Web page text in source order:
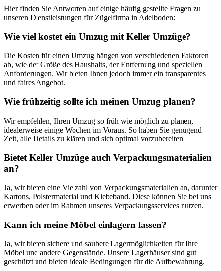
Hier finden Sie Antworten auf einige häufig gestellte Fragen zu
unseren Dienstleistungen für Zügelfirma in Adelboden:
Wie viel kostet ein Umzug mit Keller Umzüge?
Die Kosten für einen Umzug hängen von verschiedenen Faktoren
ab, wie der Größe des Haushalts, der Entfernung und speziellen
Anforderungen. Wir bieten Ihnen jedoch immer ein transparentes
und faires Angebot.
Wie frühzeitig sollte ich meinen Umzug planen?
Wir empfehlen, Ihren Umzug so früh wie möglich zu planen,
idealerweise einige Wochen im Voraus. So haben Sie genügend
Zeit, alle Details zu klären und sich optimal vorzubereiten.
Bietet Keller Umzüge auch Verpackungsmaterialien
an?
Ja, wir bieten eine Vielzahl von Verpackungsmaterialien an, darunter
Kartons, Polstermaterial und Klebeband. Diese können Sie bei uns
erwerben oder im Rahmen unseres Verpackungsservices nutzen.
Kann ich meine Möbel einlagern lassen?
Ja, wir bieten sichere und saubere Lagermöglichkeiten für Ihre
Möbel und andere Gegenstände. Unsere Lagerhäuser sind gut
geschützt und bieten ideale Bedingungen für die Aufbewahrung.